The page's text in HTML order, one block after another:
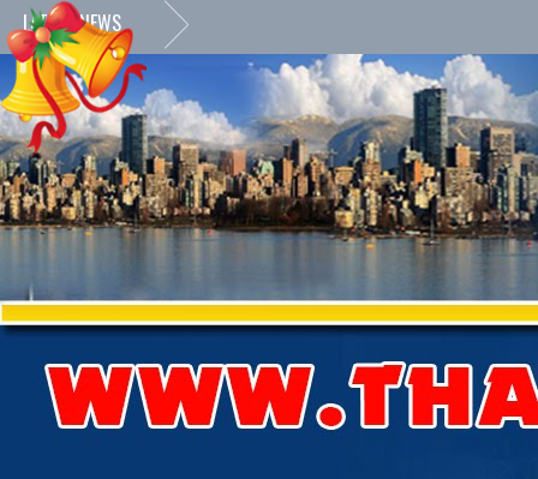
LATEST NEWS